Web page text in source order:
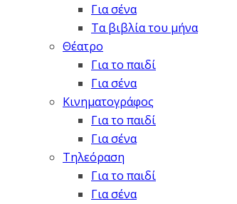
Για σένα
Τα βιβλία του μήνα
Θέατρο
Για το παιδί
Για σένα
Κινηματογράφος
Για το παιδί
Για σένα
Τηλεόραση
Για το παιδί
Για σένα